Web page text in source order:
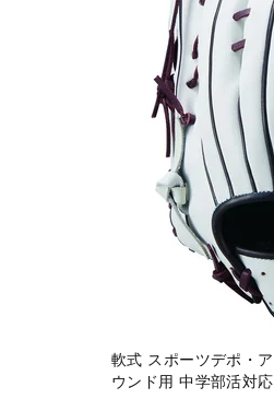
軟式 スポーツデポ・
ウンド用 中学部活対応